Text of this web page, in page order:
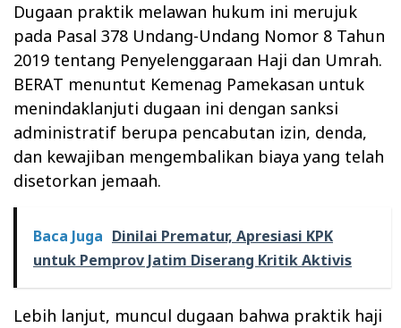
Dugaan praktik melawan hukum ini merujuk
pada Pasal 378 Undang-Undang Nomor 8 Tahun
2019 tentang Penyelenggaraan Haji dan Umrah.
BERAT menuntut Kemenag Pamekasan untuk
menindaklanjuti dugaan ini dengan sanksi
administratif berupa pencabutan izin, denda,
dan kewajiban mengembalikan biaya yang telah
disetorkan jemaah.
Baca Juga Dinilai Prematur, Apresiasi KPK
untuk Pemprov Jatim Diserang Kritik Aktivis
Lebih lanjut, muncul dugaan bahwa praktik haji